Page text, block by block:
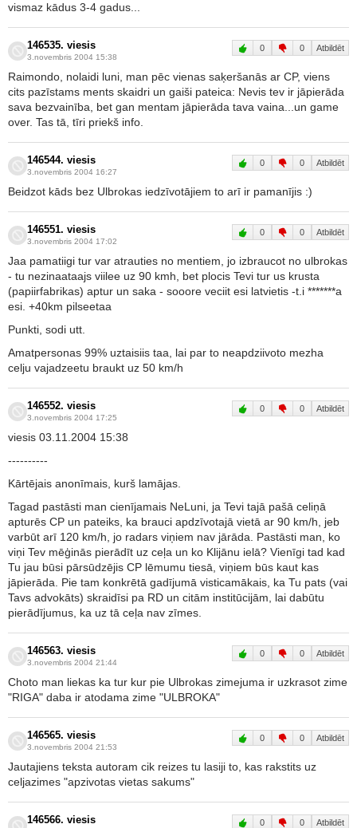
vismaz kādus 3-4 gadus...
146535. viesis
3.novembris 2004 15:38
0 0 Atbildēt
Raimondo, nolaidi luni, man pēc vienas saķeršanās ar CP, viens
cits pazīstams ments skaidri un gaiši pateica: Nevis tev ir jāpierāda
sava bezvainība, bet gan mentam jāpierāda tava vaina...un game
over. Tas tā, tīri priekš info.
146544. viesis
3.novembris 2004 16:27
0 0 Atbildēt
Beidzot kāds bez Ulbrokas iedzīvotājiem to arī ir pamanījis :)
146551. viesis
3.novembris 2004 17:02
0 0 Atbildēt
Jaa pamatiigi tur var atrauties no mentiem, jo izbraucot no ulbrokas
- tu nezinaataajs viilee uz 90 kmh, bet plocis Tevi tur us krusta
(papiirfabrikas) aptur un saka - sooore veciit esi latvietis -t.i *******a
esi. +40km pilseetaa
Punkti, sodi utt.
Amatpersonas 99% uztaisiis taa, lai par to neapdziivoto mezha
celju vajadzeetu braukt uz 50 km/h
146552. viesis
3.novembris 2004 17:25
0 0 Atbildēt
viesis 03.11.2004 15:38
----------
Kārtējais anonīmais, kurš lamājas.
Tagad pastāsti man cienījamais NeLuni, ja Tevi tajā pašā celiņā
apturēs CP un pateiks, ka brauci apdzīvotajā vietā ar 90 km/h, jeb
varbūt arī 120 km/h, jo radars viņiem nav jārāda. Pastāsti man, ko
viņi Tev mēģinās pierādīt uz ceļa un ko Klijānu ielā? Vienīgi tad kad
Tu jau būsi pārsūdzējis CP lēmumu tiesā, viņiem būs kaut kas
jāpierāda. Pie tam konkrētā gadījumā visticamākais, ka Tu pats (vai
Tavs advokāts) skraidīsi pa RD un citām institūcijām, lai dabūtu
pierādījumus, ka uz tā ceļa nav zīmes.
146563. viesis
3.novembris 2004 21:44
0 0 Atbildēt
Choto man liekas ka tur kur pie Ulbrokas zimejuma ir uzkrasot zime
"RIGA" daba ir atodama zime "ULBROKA"
146565. viesis
3.novembris 2004 21:53
0 0 Atbildēt
Jautajiens teksta autoram cik reizes tu lasiji to, kas rakstits uz
celjazimes "apzivotas vietas sakums"
146566. viesis 0 0 Atbildēt